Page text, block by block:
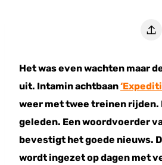
Het was even wachten maar
uit. Intamin achtbaan
weer met twee treinen rijden.
geleden. Een woordvoerder
bevestigt het goede nieuws.
wordt ingezet op dagen met